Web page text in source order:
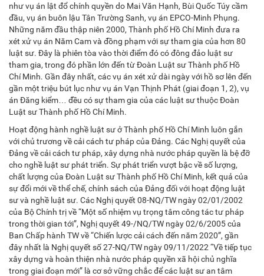
như vụ án lật đổ chính quyền do Mai Văn Hạnh, Bùi Quốc Túy cầm
đầu, vụ án buôn lậu Tân Trường Sanh, vụ án EPCO-Minh Phụng.
Những năm đầu thập niên 2000, Thành phố Hồ Chí Minh đưa ra
xét xử vụ án Năm Cam và đồng phạm với sự tham gia của hơn 80
luật sư. Đây là phiên tòa vào thời điểm đó có đông đảo luật sư
tham gia, trong đó phần lớn đến từ Đoàn Luật sư Thành phố Hồ
Chí Minh. Gần đây nhất, các vụ án xét xử dài ngày với hồ sơ lên đến
gần một triệu bút lục như vụ án Vạn Thịnh Phát (giai đoạn 1, 2), vụ
án Đăng kiểm… đều có sự tham gia của các luật sư thuộc Đoàn
Luật sư Thành phố Hồ Chí Minh.
Hoạt động hành nghề luật sư ở Thành phố Hồ Chí Minh luôn gắn
với chủ trương về cải cách tư pháp của Đảng. Các Nghị quyết của
Đảng về cải cách tư pháp, xây dựng nhà nước pháp quyền là bệ đỡ
cho nghề luật sư phát triển. Sự phát triển vượt bậc về số lượng,
chất lượng của Đoàn Luật sư Thành phố Hồ Chí Minh, kết quả của
sự đổi mới về thể chế, chính sách của Đảng đối với hoạt động luật
sư và nghề luật sư. Các Nghị quyết 08-NQ/TW ngày 02/01/2002
của Bộ Chính trị về “Một số nhiệm vụ trọng tâm công tác tư pháp
trong thời gian tới”, Nghị quyết 49-/NQ/TW ngày 02/6/2005 của
Ban Chấp hành TW về “Chiến lược cải cách đến năm 2020”, gần
đây nhất là Nghị quyết số 27-NQ/TW ngày 09/11/2022 “Về tiếp tục
xây dựng và hoàn thiện nhà nước pháp quyền xã hội chủ nghĩa
trong giai đoạn mới” là cơ sở vững chắc để các luật sư an tâm